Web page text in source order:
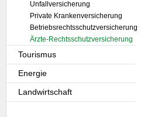
Unfallversicherung
Private Krankenversicherung
Betriebsrechtsschutzversicherung
Ärzte-Rechtsschutzversicherung
Tourismus
Energie
Landwirtschaft